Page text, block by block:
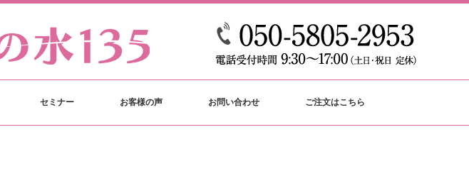
セミナー お客様の声 お問い合わせ ご注文はこちら